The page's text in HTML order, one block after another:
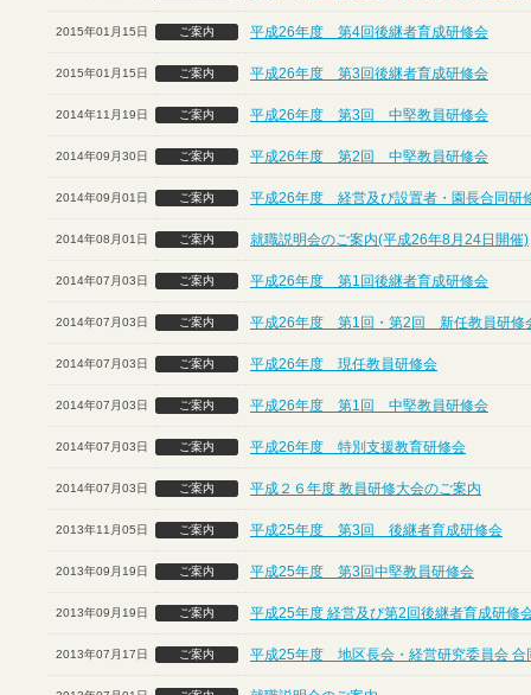
2015年01月15日 ご案内 平成26年度 第4回後継者育成研修会
2015年01月15日 ご案内 平成26年度 第3回後継者育成研修会
2014年11月19日 ご案内 平成26年度 第3回 中堅教員研修会
2014年09月30日 ご案内 平成26年度 第2回 中堅教員研修会
2014年09月01日 ご案内 平成26年度 経営及び設置者・園長合同研
2014年08月01日 ご案内 就職説明会のご案内(平成26年8月24日開催)
2014年07月03日 ご案内 平成26年度 第1回後継者育成研修会
2014年07月03日 ご案内 平成26年度 第1回・第2回 新任教員研修
2014年07月03日 ご案内 平成26年度 現任教員研修会
2014年07月03日 ご案内 平成26年度 第1回 中堅教員研修会
2014年07月03日 ご案内 平成26年度 特別支援教育研修会
2014年07月03日 ご案内 平成２６年度 教員研修大会のご案内
2013年11月05日 ご案内 平成25年度 第3回 後継者育成研修会
2013年09月19日 ご案内 平成25年度 第3回中堅教員研修会
2013年09月19日 ご案内 平成25年度 経営及び第2回後継者育成研修
2013年07月17日 ご案内 平成25年度 地区長会・経営研究委員会 合